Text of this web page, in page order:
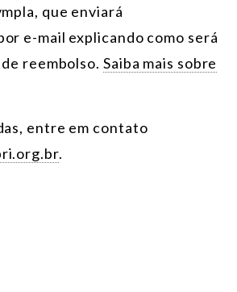
que enviará
e-mail explicando como será
reembolso. Saiba mais sobre
entre em contato
.